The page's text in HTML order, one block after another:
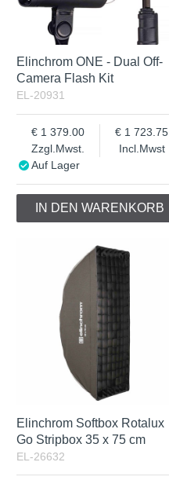
Elinchrom ONE - Dual Off-
Camera Flash Kit
EL-20931
Zzgl.Mwst.
1 379.00
Incl.Mwst
1 723.75
Auf Lager
IN DEN WARENKORB
Elinchrom Softbox Rotalux
Go Stripbox 35 x 75 cm
EL-26632